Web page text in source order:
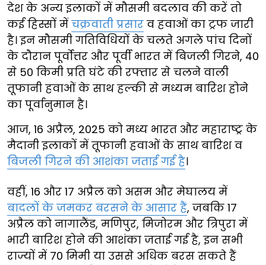
देश के अन्य इलाकों में मौसमी बदलाव की करें तो
कई हिस्सों में चक्रवाती प्रसार व हवाओं का ट्रफ जारी
है। इन मौसमी गतिविधियों के चलते अगले पांच दिनों
के दौरान पूर्वोत्तर और पूर्वी भारत में बिजली गिरने, 40
से 50 किमी प्रति घंटे की रफ्तार से चलने वाली
तूफानी हवाओं के साथ हल्की से मध्यम बारिश होने
का पूर्वानुमान है।
आज, 16 अप्रैल, 2025 को मध्य भारत और महाराष्ट्र के
मैदानी इलाकों में तूफानी हवाओं के साथ बारिश व
बिजली गिरने की आशंका जताई गई है।
वहीं, 16 और 17 अप्रैल को असम और मेघालय में
बादलों के जमकर बरसने के आसार हैं, जबकि 17
अप्रैल को नागालैंड, मणिपुर, मिजोरम और त्रिपुरा में
भारी बारिश होने की आशंका जताई गई है, इन सभी
राज्यों में 70 मिमी या उससे अधिक बरस सकते हैं